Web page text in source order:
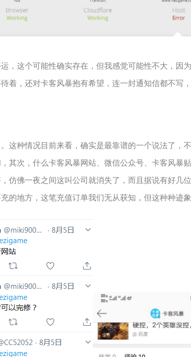
这个可能性确实存在，但我感觉可能性不大，因
着，还对卡客风暴抱有希望，连一封通知信都不写
种情况目前来看，确实是最靠谱的一个说法了，
其次，什么卡客风暴网站、微信公众号、卡客风暴
仿佛一夜之间这叫公司就消失了，而且据说有好几
的地方，这笔充值订单我们无从获知，但这种种迹